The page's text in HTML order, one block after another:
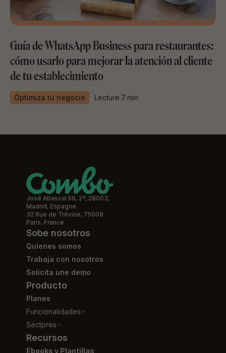
Guía de WhatsApp Business para restaurantes:
cómo usarlo para mejorar la atención al cliente
de tu establecimiento
Optimiza tu negocio Lecture 7 min
José Abascal 56, 2º, 28003,
Madrid, Espagne
32 Rue de Trévise, 75009
Paris, France
Sobe nosotros
Quienes somos
Trabaja con nosotros
Solicita une demo
Producto
Planes
Funcionalidades
Sectpres
Recursos
Ebooks y Plantillas